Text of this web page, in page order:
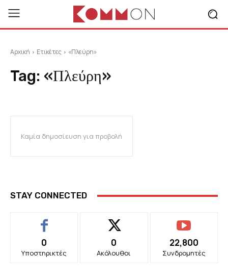
Αρχική Ετικέτες «Πλεύρη»
Tag: «Πλεύρη»
Καμία δημοσίευση για προβολή
STAY CONNECTED
0
Υποστηρικτές
0
Ακόλουθοι
22,800
Συνδρομητές